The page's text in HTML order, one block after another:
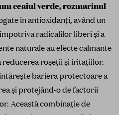
ceaiul verde, rozmarinul
în antioxidanți, având un
radicalilor liberi și a
naturale au efecte calmante
roșeții și iritațiilor.
bariera protectoare a
și protejând-o de factorii
Această combinație de